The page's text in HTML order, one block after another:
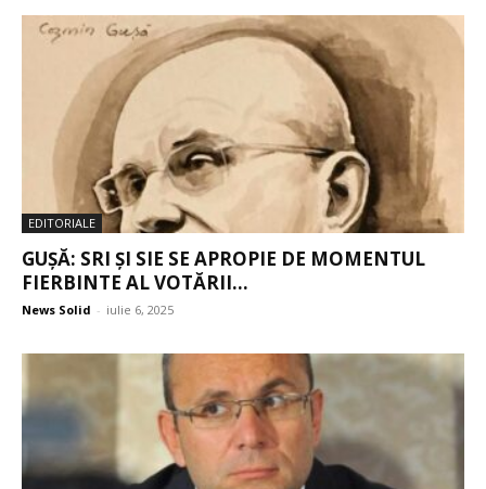
EDITORIALE
GUȘĂ: SRI ȘI SIE SE APROPIE DE MOMENTUL
FIERBINTE AL VOTĂRII...
News Solid - iulie 6, 2025